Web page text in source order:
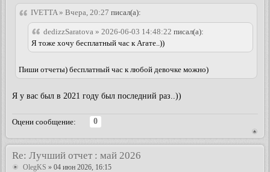
IVETTA » Вчера, 20:27 писал(а):
dedizzSaratova » 2026-06-03 14:48:22 писал(а):
Я тоже хочу бесплатный час к Агате..))
Пиши отчеты) бесплатный час к любой девочке можно)
Я у вас был в 2021 году был последний раз..))
Оцени сообщение:
0
Re: Лучший отчет : май 2026
OlegKS » 04 июн 2026, 16:15